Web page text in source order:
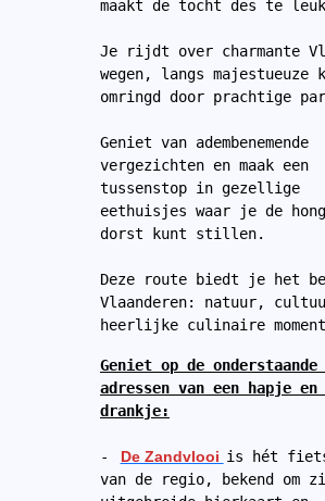
maakt de tocht des te
Je rijdt over charmante
wegen, langs majestueuze
omringd door prachtige
Geniet van adembenemende
vergezichten en maak een
tussenstop in gezellige
eethuisjes waar je de
dorst kunt stillen.
Deze route biedt je het
Vlaanderen: natuur,
Geniet op de onderstaande
adressen van een hapje en
drankje:
- De Zandvlooi is hét
van de regio, bekend om